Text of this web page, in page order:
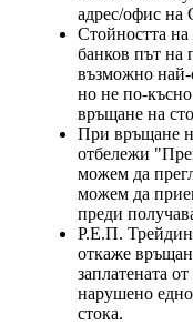
адрес/офис на
Стойността на
банков път на
възможно най-
но не по-късно
връщане на
При връщане
отбележи
можем да
можем да
преди
Р.Е.П.
откаже
заплатената
нарушено
стока.